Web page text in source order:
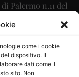
come i cookie
dispositivo. Il
dati come il
sito. Non
Palermo n.11 del
Scaglione